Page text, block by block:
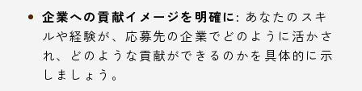
企業への貢献イメージを明確に: あなたのスキ
ルや経験が、応募先の企業でどのように活かさ
れ、どのような貢献ができるのかを具体的に示
しましょう。